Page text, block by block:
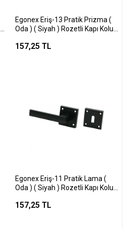
Egonex Eriş-13 Pratik Prizma (
Oda ) ( Siyah ) Rozetli Kapı Kolu
157,25 TL
Egonex Eriş-11 Pratik Lama (
Oda ) ( Siyah ) Rozetli Kapı Kolu
157,25 TL